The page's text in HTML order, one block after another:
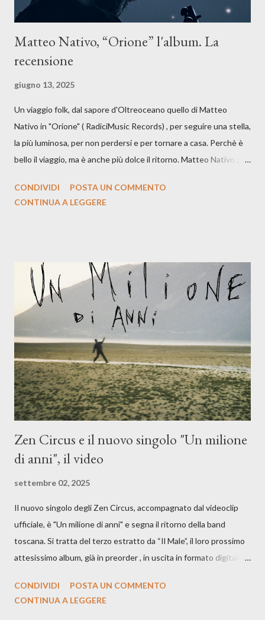
Matteo Nativo, “Orione” l'album. La
recensione
giugno 13, 2025
Un viaggio folk, dal sapore d'Oltreoceano quello di Matteo
Nativo in "Orione" ( RadiciMusic Records) , per seguire una stella,
la più luminosa, per non perdersi e per tornare a casa. Perchè è
bello il viaggio, ma è anche più dolce il ritorno. Matteo Nativo per
indubbiamente matura e consapevole oltre che con ottimi
Dicevamo. Ed è da qui che il nostro inizia questo concept
musicale, con " Che ora è" , raccontando la separazione dalla
moglie, del senso di sconfitta e del caldo afoso che opprime,
giusta condizione di sopraffazione: "Non so che ora è, che giorno
è, di questa estate che...". E' raro fare uscire come singolo una
cover, ma...
CONDIVIDI
POSTA UN COMMENTO
CONTINUA A LEGGERE
Zen Circus e il nuovo singolo "Un milione
di anni", il video
settembre 02, 2025
Il nuovo singolo degli Zen Circus, accompagnato dal videoclip
ufficiale, è "Un milione di anni" e segna il ritorno della band
toscana. Si tratta del terzo estratto da “Il Male”, il loro prossimo
attesissimo album, già in preorder , in uscita in formato digitale il
Records. GUARDA IL VIDEO: CREDITI Produced by A71
CONDIVIDI
POSTA UN COMMENTO
CONTINUA A LEGGERE